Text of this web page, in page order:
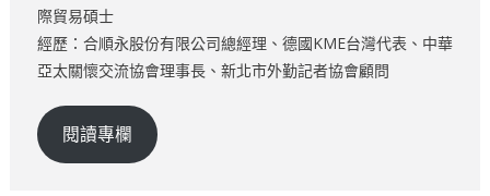
際貿易碩士
經歷：合順永股份有限公司總經理、德國KME台灣代表、中華
亞太關懷交流協會理事長、新北市外勤記者協會顧問
閱讀專欄